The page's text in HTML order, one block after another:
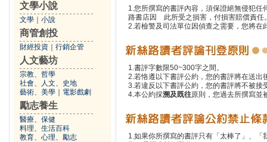
文學小說
文學 小說
商管創投
財經投資 行銷企管
人文藝坊
宗教、哲學
社會、人文、史地
藝術、美學
電影戲劇
勵志養生
醫療、保健
料理、生活百科
教育、心理、勵志
1.您所撰寫的書評內容，須保證絕無侵犯
路書店因 此所受之損害，付損害賠償責任
2.若檢警及司法單位因偵查之需要，您將
1.書評字數限50~300字之間。
2.若恪遵以下書評公約，您的書評將在送
3.若違反以下書評公約，您的書評將不被接
4.本公約採溯及既往原則，您過去所撰寫並
1.如果你所撰寫的書評只有「太棒了」、